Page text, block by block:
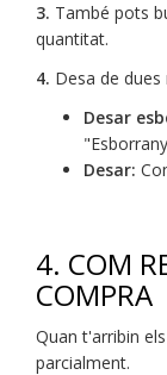
3. També pots
quantitat.
4. Desa de dues
Desar
Desar:
4. COM
COMPRA
Quan t'arribin
parcialment.